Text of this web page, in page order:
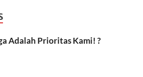
Adalah Prioritas Kami! ?